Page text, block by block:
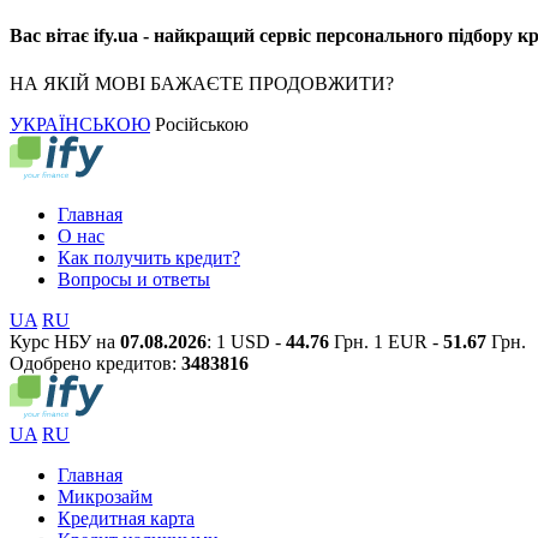
Вас вітає ify.ua - найкращий сервіс персонального підбору
НА ЯКІЙ МОВІ БАЖАЄТЕ ПРОДОВЖИТИ?
УКРАЇНСЬКОЮ Російською
Главная
О нас
Как получить кредит?
Вопросы и ответы
UA RU
Курс НБУ на 07.08.2026: 1 USD - 44.76 Грн. 1 EUR - 51.67 Грн.
Одобрено кредитов: 3483816
UA RU
Главная
Микрозайм
Кредитная карта